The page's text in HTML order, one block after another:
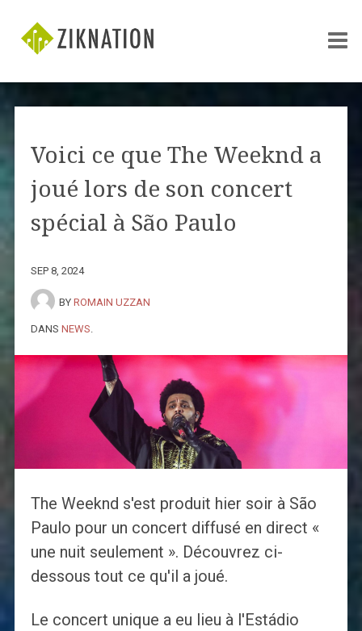
Voici ce que The Weeknd a
joué lors de son concert
spécial à São Paulo
SEP 8, 2024
BY ROMAIN UZZAN
DANS NEWS
The Weeknd s'est produit hier soir à São
Paulo pour un concert diffusé en direct «
une nuit seulement ». Découvrez ci-
dessous tout ce qu'il a joué.
Le concert unique a eu lieu à l'Estádio